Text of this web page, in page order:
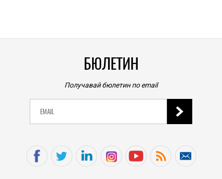
БЮЛЕТИН
Получавай бюлетин по email